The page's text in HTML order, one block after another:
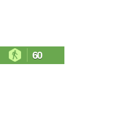
60